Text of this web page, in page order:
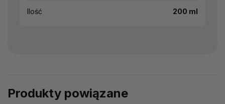
Ilość 200 ml
Produkty powiązane